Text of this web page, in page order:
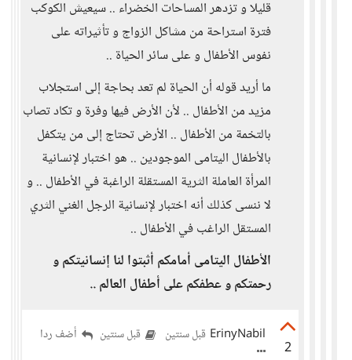
قليلا و تزدهر المساحات الخضراء .. سيعيش الكوكب
فترة استراحة من مشاكل الزواج و تأثيراته على
نفوس الأطفال و على سائر الحياة ..
ما أريد قوله أن الحياة لم تعد بحاجة إلى استجلاب
مزيد من الأطفال .. لأن الأرض فيها وفرة و تكاد تصاب
بالتخمة من الأطفال .. الأرض تحتاج إلى من يتكفل
بالأطفال اليتامى الموجودين .. هو اختبار لإنسانية
المرأة العاملة الثرية المستقلة الراغبة في الأطفال .. و
لا ننسى كذلك أنه اختبار لإنسانية الرجل الغني الثري
المستقل الراغب في الأطفال ..
الأطفال اليتامى أمامكم أثبتوا لنا إنسانيتكم و
رحمتكم و عطفكم على أطفال العالم ..
2
ErinyNabil قبل سنتين قبل سنتين أضف ردا